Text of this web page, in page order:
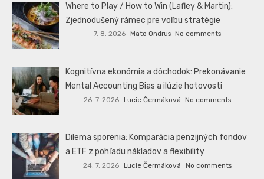
Where to Play / How to Win (Lafley & Martin):
Zjednodušený rámec pre voľbu stratégie
7. 8. 2026 Mato Ondrus No comments
Kognitívna ekonómia a dôchodok: Prekonávanie
Mental Accounting Bias a ilúzie hotovosti
26. 7. 2026 Lucie Čermáková No comments
Dilema sporenia: Komparácia penzijných fondov
a ETF z pohľadu nákladov a flexibility
24. 7. 2026 Lucie Čermáková No comments